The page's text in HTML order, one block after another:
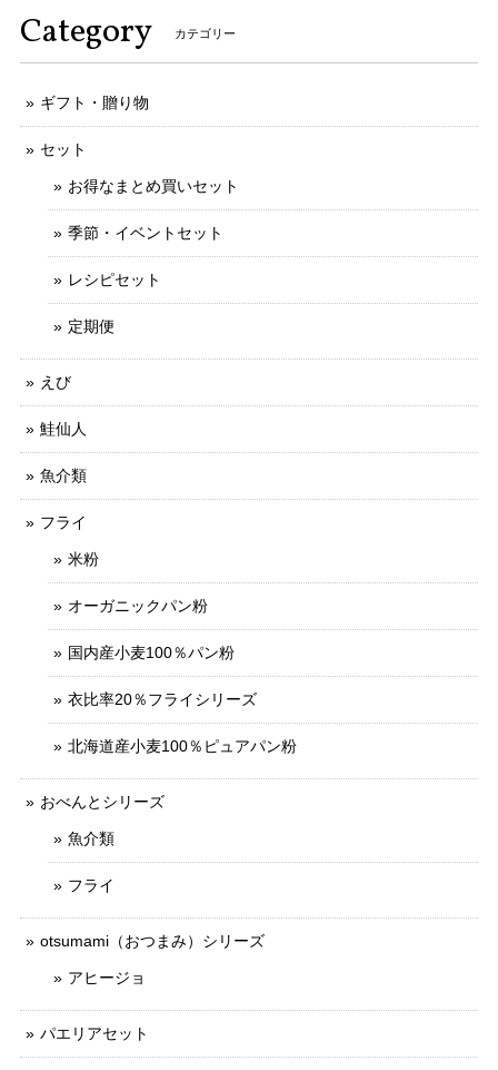
Category カテゴリー
ギフト・贈り物
セット
お得なまとめ買いセット
季節・イベントセット
レシピセット
定期便
えび
鮭仙人
魚介類
フライ
米粉
オーガニックパン粉
国内産小麦100％パン粉
衣比率20％フライシリーズ
北海道産小麦100％ピュアパン粉
おべんとシリーズ
魚介類
フライ
otsumami（おつまみ）シリーズ
アヒージョ
パエリアセット